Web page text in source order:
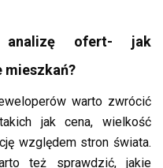
analizę ofert- jak
mieszkań?
warto zwrócić
jak cena, wielkość
względem stron świata.
też sprawdzić, jakie